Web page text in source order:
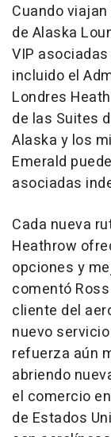
Cuando
de Alaska
VIP
incluido el
Londres
de las Suites
Alaska y los
Emerald
asociadas
Cada nueva
Heathrow
opciones y
comentó
cliente del
nuevo
refuerza aún
abriendo
el comercio
de Estados